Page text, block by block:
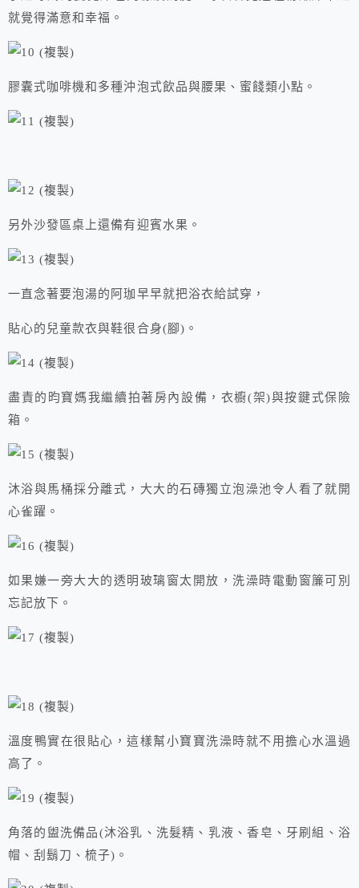
就覺得滿意和幸福。
膠囊式咖啡機和多種沖泡式飲品與腰果、蜜餞類小點。
另外沙發區桌上還備有迎賓水果。
一直念著要泡湯的阿珈早早就把浴衣給試穿，
貼心的兒童款衣與鞋很合身(腳)。
盡責的昀寶媽我繼續拍著房內設備，衣櫥(架)與按鍵式保險
箱。
沐浴與馬桶採分離式，大大的石磚獨立泡澡池令人看了就開
心雀躍。
如果嫌一旁大大的透明玻璃窗太開放，洗澡時電動窗簾可別
忘記放下。
溫度鴨實在很貼心，這樣幫小寶寶洗澡時就不用擔心水溫過
高了。
角落的盥洗備品(沐浴乳、洗髮精、乳液、香皂、牙刷組、浴
帽、刮鬍刀、梳子)。